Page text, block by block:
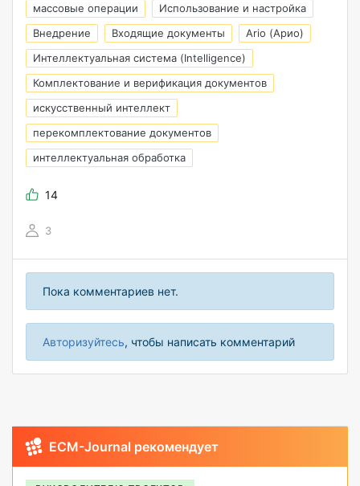
массовые операции
Использование и настройка
Внедрение
Входящие документы
Ario (Арио)
Интеллектуальная система (Intelligence)
Комплектование и верификация документов
искусственный интеллект
перекомплектование документов
интеллектуальная обработка
14
3
Пока комментариев нет.
Авторизуйтесь, чтобы написать комментарий
ECM-Journal рекомендует